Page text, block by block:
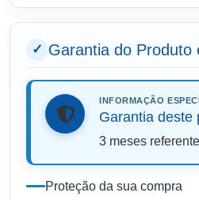
Garantia do Produto
INFORMAÇÃO
Garantia deste
3 meses
Proteção da sua compra